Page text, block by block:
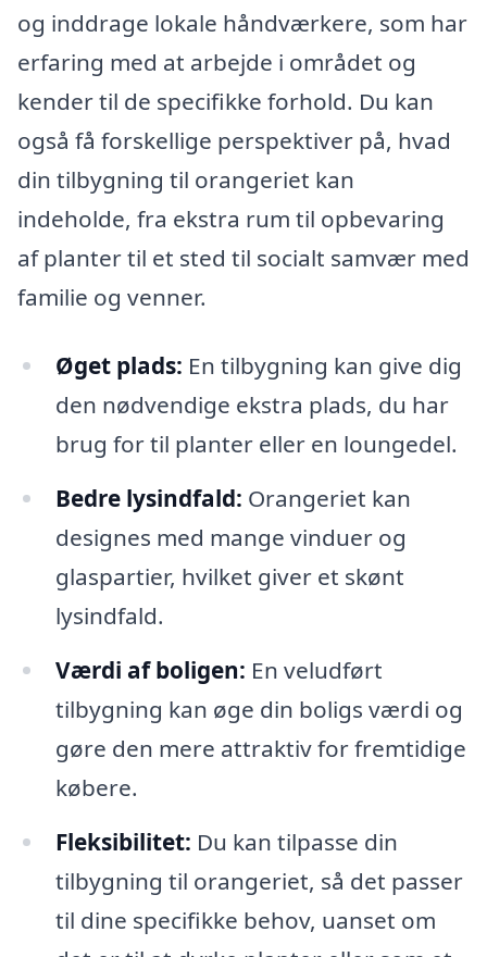
og inddrage lokale håndværkere, som har
erfaring med at arbejde i området og
kender til de specifikke forhold. Du kan
også få forskellige perspektiver på, hvad
din tilbygning til orangeriet kan
indeholde, fra ekstra rum til opbevaring
af planter til et sted til socialt samvær med
familie og venner.
Øget plads: En tilbygning kan give dig
den nødvendige ekstra plads, du har
brug for til planter eller en loungedel.
Bedre lysindfald: Orangeriet kan
designes med mange vinduer og
glaspartier, hvilket giver et skønt
lysindfald.
Værdi af boligen: En veludført
tilbygning kan øge din boligs værdi og
gøre den mere attraktiv for fremtidige
købere.
Fleksibilitet: Du kan tilpasse din
tilbygning til orangeriet, så det passer
til dine specifikke behov, uanset om